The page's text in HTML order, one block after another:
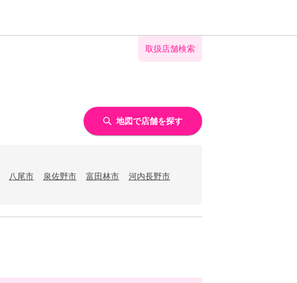
取扱店舗検索
地図で店舗を探す
八尾市 泉佐野市 富田林市
河内長野市